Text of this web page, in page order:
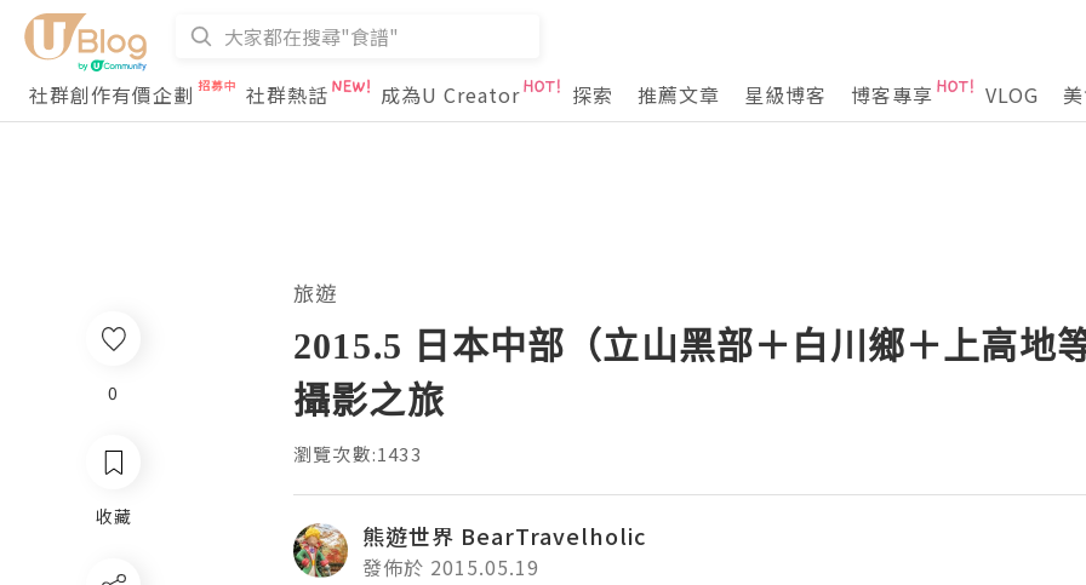
社群創作有價企劃 社群熱話 成為U Creator 探索 推薦文章 星級博客 博客專享 VLOG
0
收藏
旅遊
2015.5 日本中部（立山黑部＋白川鄉＋上高地
攝影之旅
瀏覽次數:1433
熊遊世界 BearTravelholic
發佈於 2015.05.19